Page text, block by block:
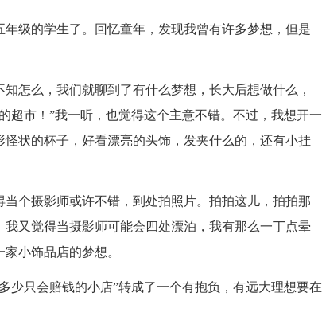
级的学生了。回忆童年，发现我曾有许多梦想，但是
怎么，我们就聊到了有什么梦想，长大后想做什么，
超市！”我一听，也觉得这个主意不错。不过，我想开一
状的杯子，好看漂亮的头饰，发夹什么的，还有小挂
个摄影师或许不错，到处拍照片。拍拍这儿，拍拍那
又觉得当摄影师可能会四处漂泊，我有那么一丁点晕
小饰品店的梦想。
少只会赔钱的小店”转成了一个有抱负，有远大理想要在